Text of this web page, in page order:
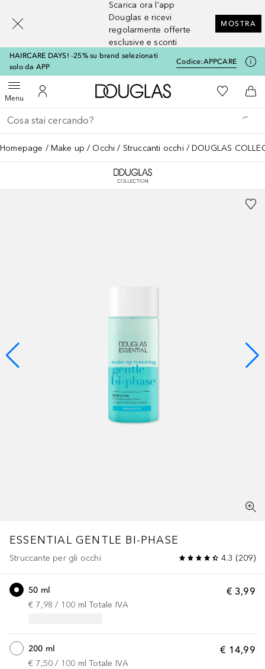
Scarica ora l'app
Douglas e ricevi
regolarmente offerte
esclusive e sconti
MOSTRA
HAIRCARE DAYS! -25% su brand selezionati
solo da APP
Codice:APPCARE
MenuApri menuAl Mio Account
A Douglas HomeAlla Mia
Al
Torna indietro
Esegui ricerca
Homepage Make up Occhi Struccanti occhi DOUGLAS
ESSENTIAL GENTLE BI-PHASE
Struccante per gli occhi 4.3 (209)
€ 3,99
50 ml
€ 7,98 / 100 ml Totale IVA
€ 14,99
200 ml
€ 7,50 / 100 ml Totale IVA
[navigation.slideout.screenreader]